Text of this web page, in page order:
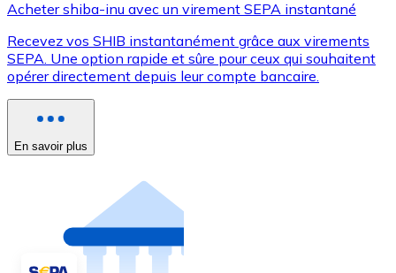
Acheter shiba-inu avec un virement SEPA instantané
Recevez vos SHIB instantanément grâce aux virements
SEPA. Une option rapide et sûre pour ceux qui souhaitent
opérer directement depuis leur compte bancaire.
En savoir plus